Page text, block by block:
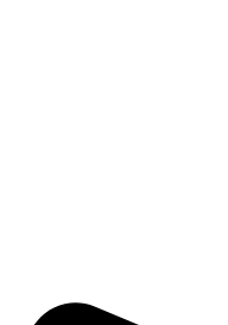
: des lampes à
des éclairages de
par les variateurs
que les technologies
en matière de sécurité
à rester à la pointe de
informés des dernières
activités de test
les modules LED et
déboucher sur
que ENEC, ENEC+,
Facts et Energy Star.
: